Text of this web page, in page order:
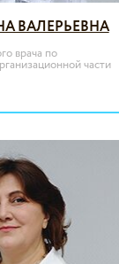
ВАЛЕРЬЕВНА
врача по
части